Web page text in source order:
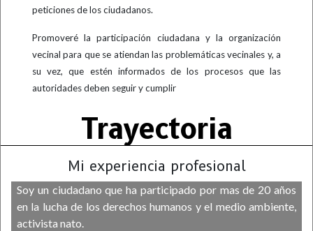
peticiones de los ciudadanos.
Promoveré la participación ciudadana y la organización
vecinal para que se atiendan las problemáticas vecinales y, a
su vez, que estén informados de los procesos que las
autoridades deben seguir y cumplir
Trayectoria
Mi experiencia profesional
Soy un ciudadano que ha participado por mas de 20 años
en la lucha de los derechos humanos y el medio ambiente,
activista nato.